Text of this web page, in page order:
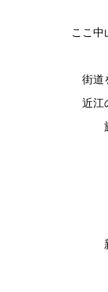
ここ中
街道
近江